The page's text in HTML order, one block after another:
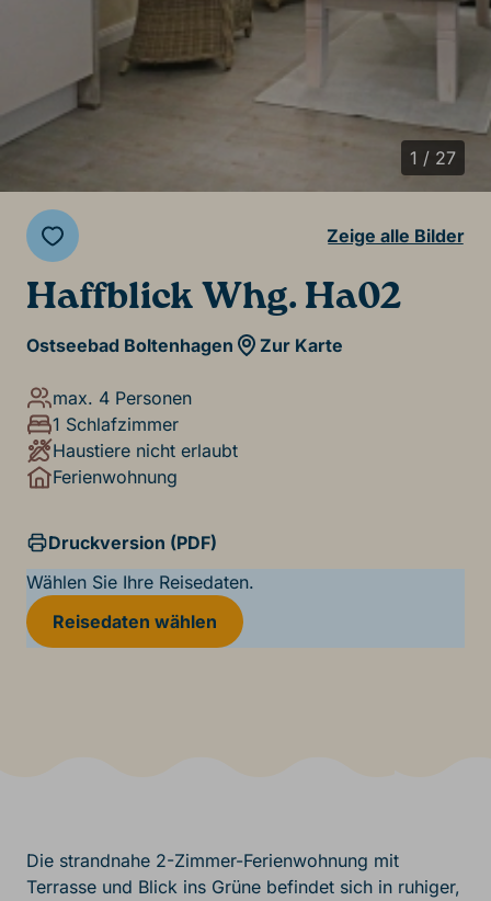
1 / 27
Zeige alle Bilder
Haffblick Whg. Ha02
Ostseebad Boltenhagen Zur Karte
max. 4 Personen
1 Schlafzimmer
Haustiere nicht erlaubt
Ferienwohnung
Druckversion (PDF)
Wählen Sie Ihre Reisedaten.
Reisedaten wählen
Die strandnahe 2-Zimmer-Ferienwohnung mit
Terrasse und Blick ins Grüne befindet sich in ruhiger,